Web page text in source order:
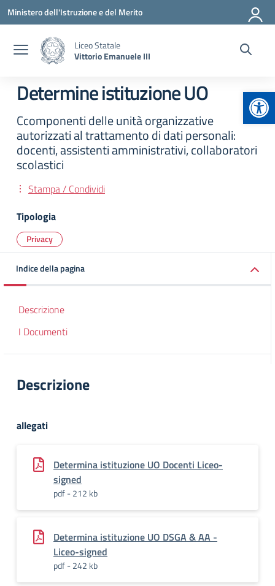
Vai ai contenuti
Vai al menu di navigazione
Vai al footer
Ministero dell'Istruzione e del Merito
Liceo Statale
Vittorio Emanuele III
Determine istituzione UO
Ccomponenti delle unità organizzative
autorizzati al trattamento di dati personali:
docenti, assistenti amministrativi, collaboratori
scolastici
Stampa / Condividi
Tipologia
Privacy
Indice della pagina
Descrizione
I Documenti
Descrizione
allegati
Determina istituzione UO Docenti Liceo-
signed
pdf - 212 kb
Determina istituzione UO DSGA & AA -
Liceo-signed
pdf - 242 kb